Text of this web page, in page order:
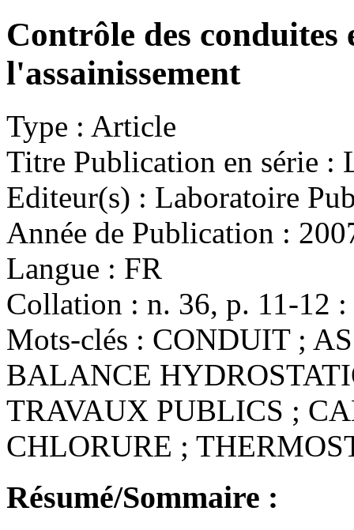
Contrôle des
l'assainissement
Type : Article
Titre Publication en série :
Editeur(s) : Laboratoire
Année de Publication :
Langue : FR
Collation : n. 36, p. 11-12
Mots-clés : CONDUIT ;
BALANCE
TRAVAUX PUBLICS ;
CHLORURE ;
Résumé/Sommaire :